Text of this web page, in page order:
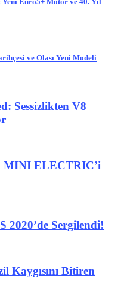
ve Olası Yeni Modeli
Sessizlikten V8
MINI ELECTRIC’i
2020’de Sergilendi!
Kaygısını Bitiren